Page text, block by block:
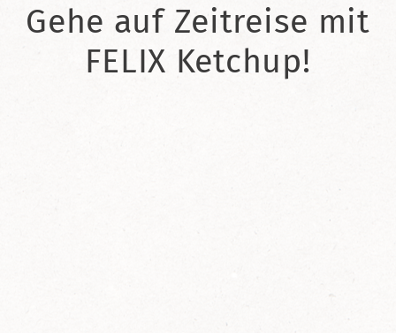
Gehe auf Zeitreise mit
FELIX Ketchup!